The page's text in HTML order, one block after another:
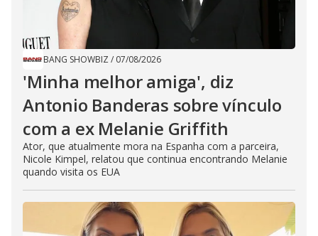
BANG SHOWBIZ / 07/08/2026
'Minha melhor amiga', diz
Antonio Banderas sobre vínculo
com a ex Melanie Griffith
Ator, que atualmente mora na Espanha com a parceira,
Nicole Kimpel, relatou que continua encontrando Melanie
quando visita os EUA